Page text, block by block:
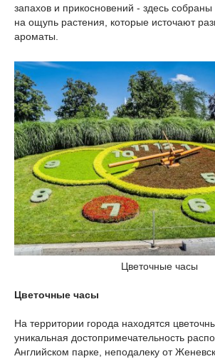
запахов и прикосновений - здесь
на ощупь растения, которые источают
ароматы.
Цветочные часы
Цветочные часы
На территории города находятся
уникальная достопримечательность
Английском парке, неподалеку от